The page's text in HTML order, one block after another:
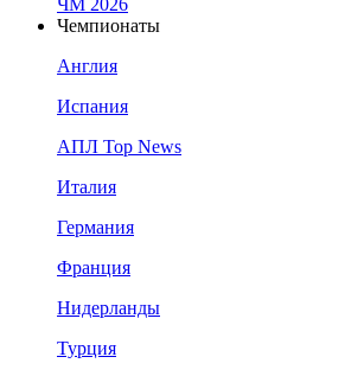
ЧМ 2026
Чемпионаты
Англия
Испания
АПЛ Top News
Италия
Германия
Франция
Нидерланды
Турция